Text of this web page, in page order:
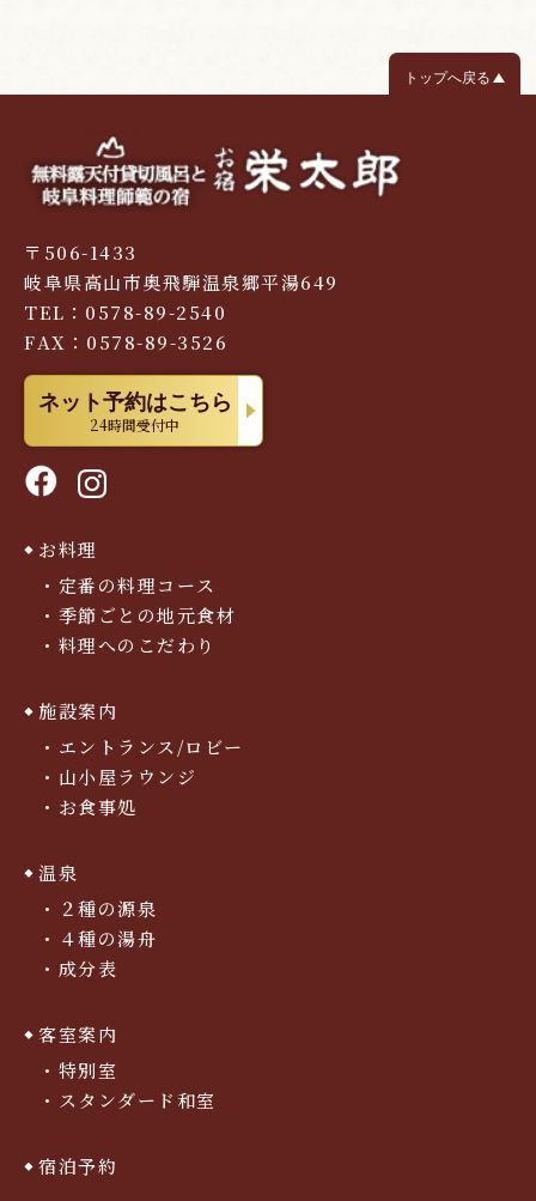
トップへ戻る
〒506-1433
岐阜県高山市奥飛騨温泉郷平湯649
TEL：0578-89-2540
FAX：0578-89-3526
ネット予約はこちら
24時間受付中
お料理
定番の料理コース
季節ごとの地元食材
料理へのこだわり
施設案内
エントランス/ロビー
山小屋ラウンジ
お食事処
温泉
２種の源泉
４種の湯舟
成分表
客室案内
特別室
スタンダード和室
宿泊予約